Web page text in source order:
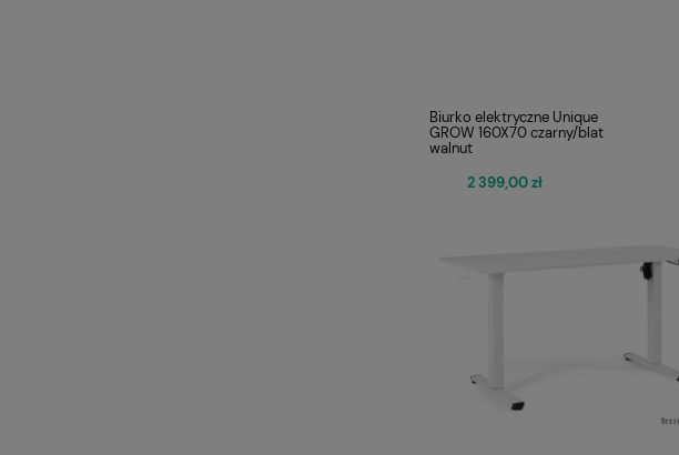
Biurko elektryczne Unique
GROW 160X70 czarny/blat
walnut
2 399,00 zł